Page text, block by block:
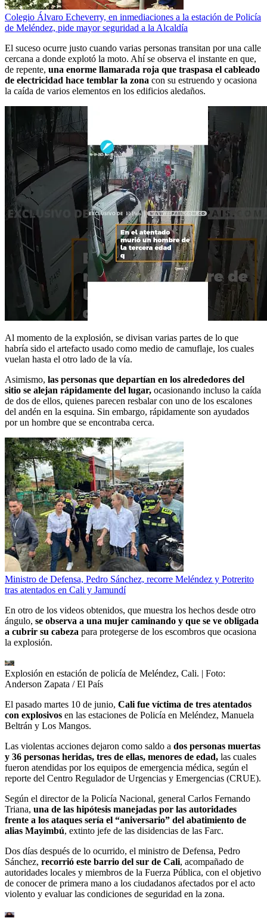
Colegio Álvaro Echeverry, en inmediaciones a la estación de Policía
de Meléndez, pide mayor seguridad a la Alcaldía
El suceso ocurre justo cuando varias personas transitan por una calle
cercana a donde explotó la moto. Ahí se observa el instante en que,
de repente, una enorme llamarada roja que traspasa el cableado
de electricidad hace temblar la zona con su estruendo y ocasiona
la caída de varios elementos en los edificios aledaños.
Al momento de la explosión, se divisan varias partes de lo que
habría sido el artefacto usado como medio de camuflaje, los cuales
vuelan hasta el otro lado de la vía.
Asimismo, las personas que departían en los alrededores del
sitio se alejan rápidamente del lugar, ocasionando incluso la caída
de dos de ellos, quienes parecen resbalar con uno de los escalones
del andén en la esquina. Sin embargo, rápidamente son ayudados
por un hombre que se encontraba cerca.
Ministro de Defensa, Pedro Sánchez, recorre Meléndez y Potrerito
tras atentados en Cali y Jamundí
En otro de los videos obtenidos, que muestra los hechos desde otro
ángulo, se observa a una mujer caminando y que se ve obligada
a cubrir su cabeza para protegerse de los escombros que ocasiona
la explosión.
Explosión en estación de policía de Meléndez, Cali. | Foto:
Anderson Zapata / El País
El pasado martes 10 de junio, Cali fue víctima de tres atentados
con explosivos en las estaciones de Policía en Meléndez, Manuela
Beltrán y Los Mangos.
Las violentas acciones dejaron como saldo a dos personas muertas
y 36 personas heridas, tres de ellas, menores de edad, las cuales
fueron atendidas por los equipos de emergencia médica, según el
reporte del Centro Regulador de Urgencias y Emergencias (CRUE).
Según el director de la Policía Nacional, general Carlos Fernando
Triana, una de las hipótesis manejadas por las autoridades
frente a los ataques sería el “aniversario” del abatimiento de
alias Mayimbú, extinto jefe de las disidencias de las Farc.
Dos días después de lo ocurrido, el ministro de Defensa, Pedro
Sánchez, recorrió este barrio del sur de Cali, acompañado de
autoridades locales y miembros de la Fuerza Pública, con el objetivo
de conocer de primera mano a los ciudadanos afectados por el acto
violento y evaluar las condiciones de seguridad en la zona.